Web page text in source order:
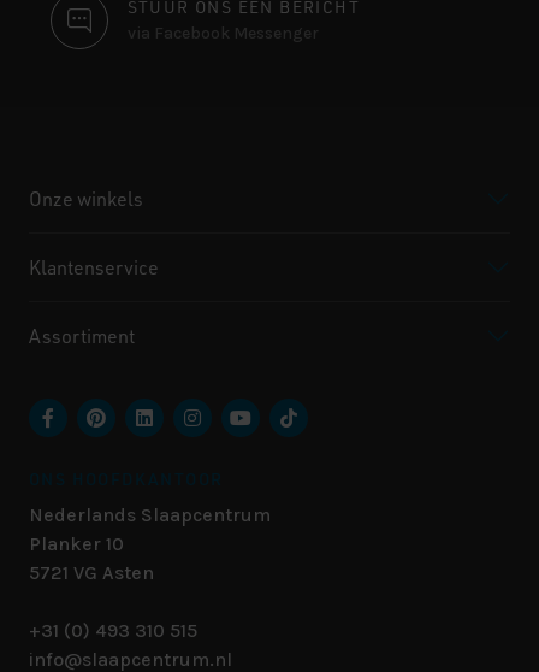
STUUR ONS EEN BERICHT
via Facebook Messenger
Onze winkels
Klantenservice
Assortiment
Nederlands Slaapcentrum
Planker 10
5721 VG Asten
+31 (0) 493 310 515
info@slaapcentrum.nl